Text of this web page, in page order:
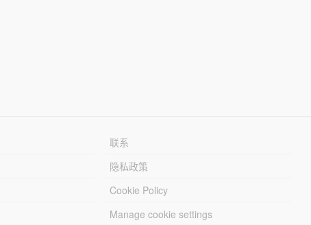
联系
隐私政策
Cookie Policy
Manage cookie settings